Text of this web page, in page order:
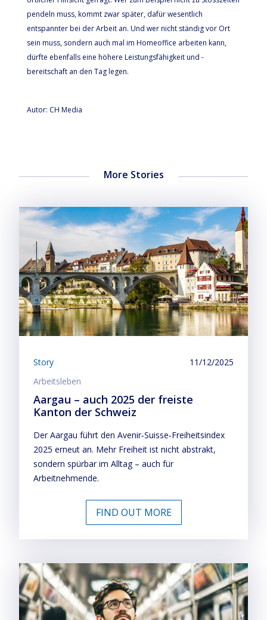
pendeln muss, kommt zwar später, dafür wesentlich
entspannter bei der Arbeit an. Und wer nicht ständig vor Ort
sein muss, sondern auch mal im Homeoffice arbeiten kann,
dürfte ebenfalls eine höhere Leistungsfähigkeit und -
bereitschaft an den Tag legen.
Autor: CH Media
More Stories
Story
11/12/2025
Arbeitsleben
Aargau – auch 2025 der freiste
Kanton der Schweiz
Der Aargau führt den Avenir‑Suisse‑Freiheitsindex
2025 erneut an. Mehr Freiheit ist nicht abstrakt,
sondern spürbar im Alltag – auch für
Arbeitnehmende.
FIND OUT MORE